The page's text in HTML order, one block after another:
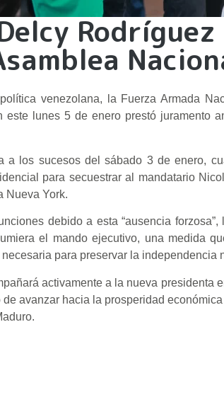
venezolana, la Fuerza Armada
lunes 5 de enero prestó juramento
a los sucesos del sábado 3 de enero,
para secuestrar al mandatario
Nueva York.
debido a esta “ausencia forzosa”,
el mando ejecutivo, una medida
para preservar la independencia
activamente a la nueva presidenta
avanzar hacia la prosperidad